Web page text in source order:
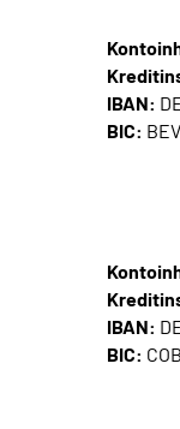
IBAN:
BIC:
IBAN:
BIC: